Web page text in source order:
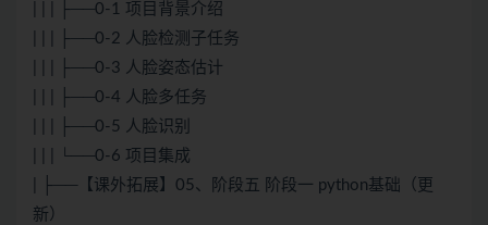
| | | ├──0-1 项目背景介绍
| | | ├──0-2 人脸检测子任务
| | | ├──0-3 人脸姿态估计
| | | ├──0-4 人脸多任务
| | | ├──0-5 人脸识别
| | | └──0-6 项目集成
| ├──【课外拓展】05、阶段五 阶段一 python基础（更
新）